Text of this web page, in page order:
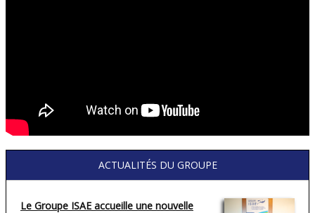
ACTUALITÉS DU GROUPE
Le Groupe ISAE accueille une nouvelle